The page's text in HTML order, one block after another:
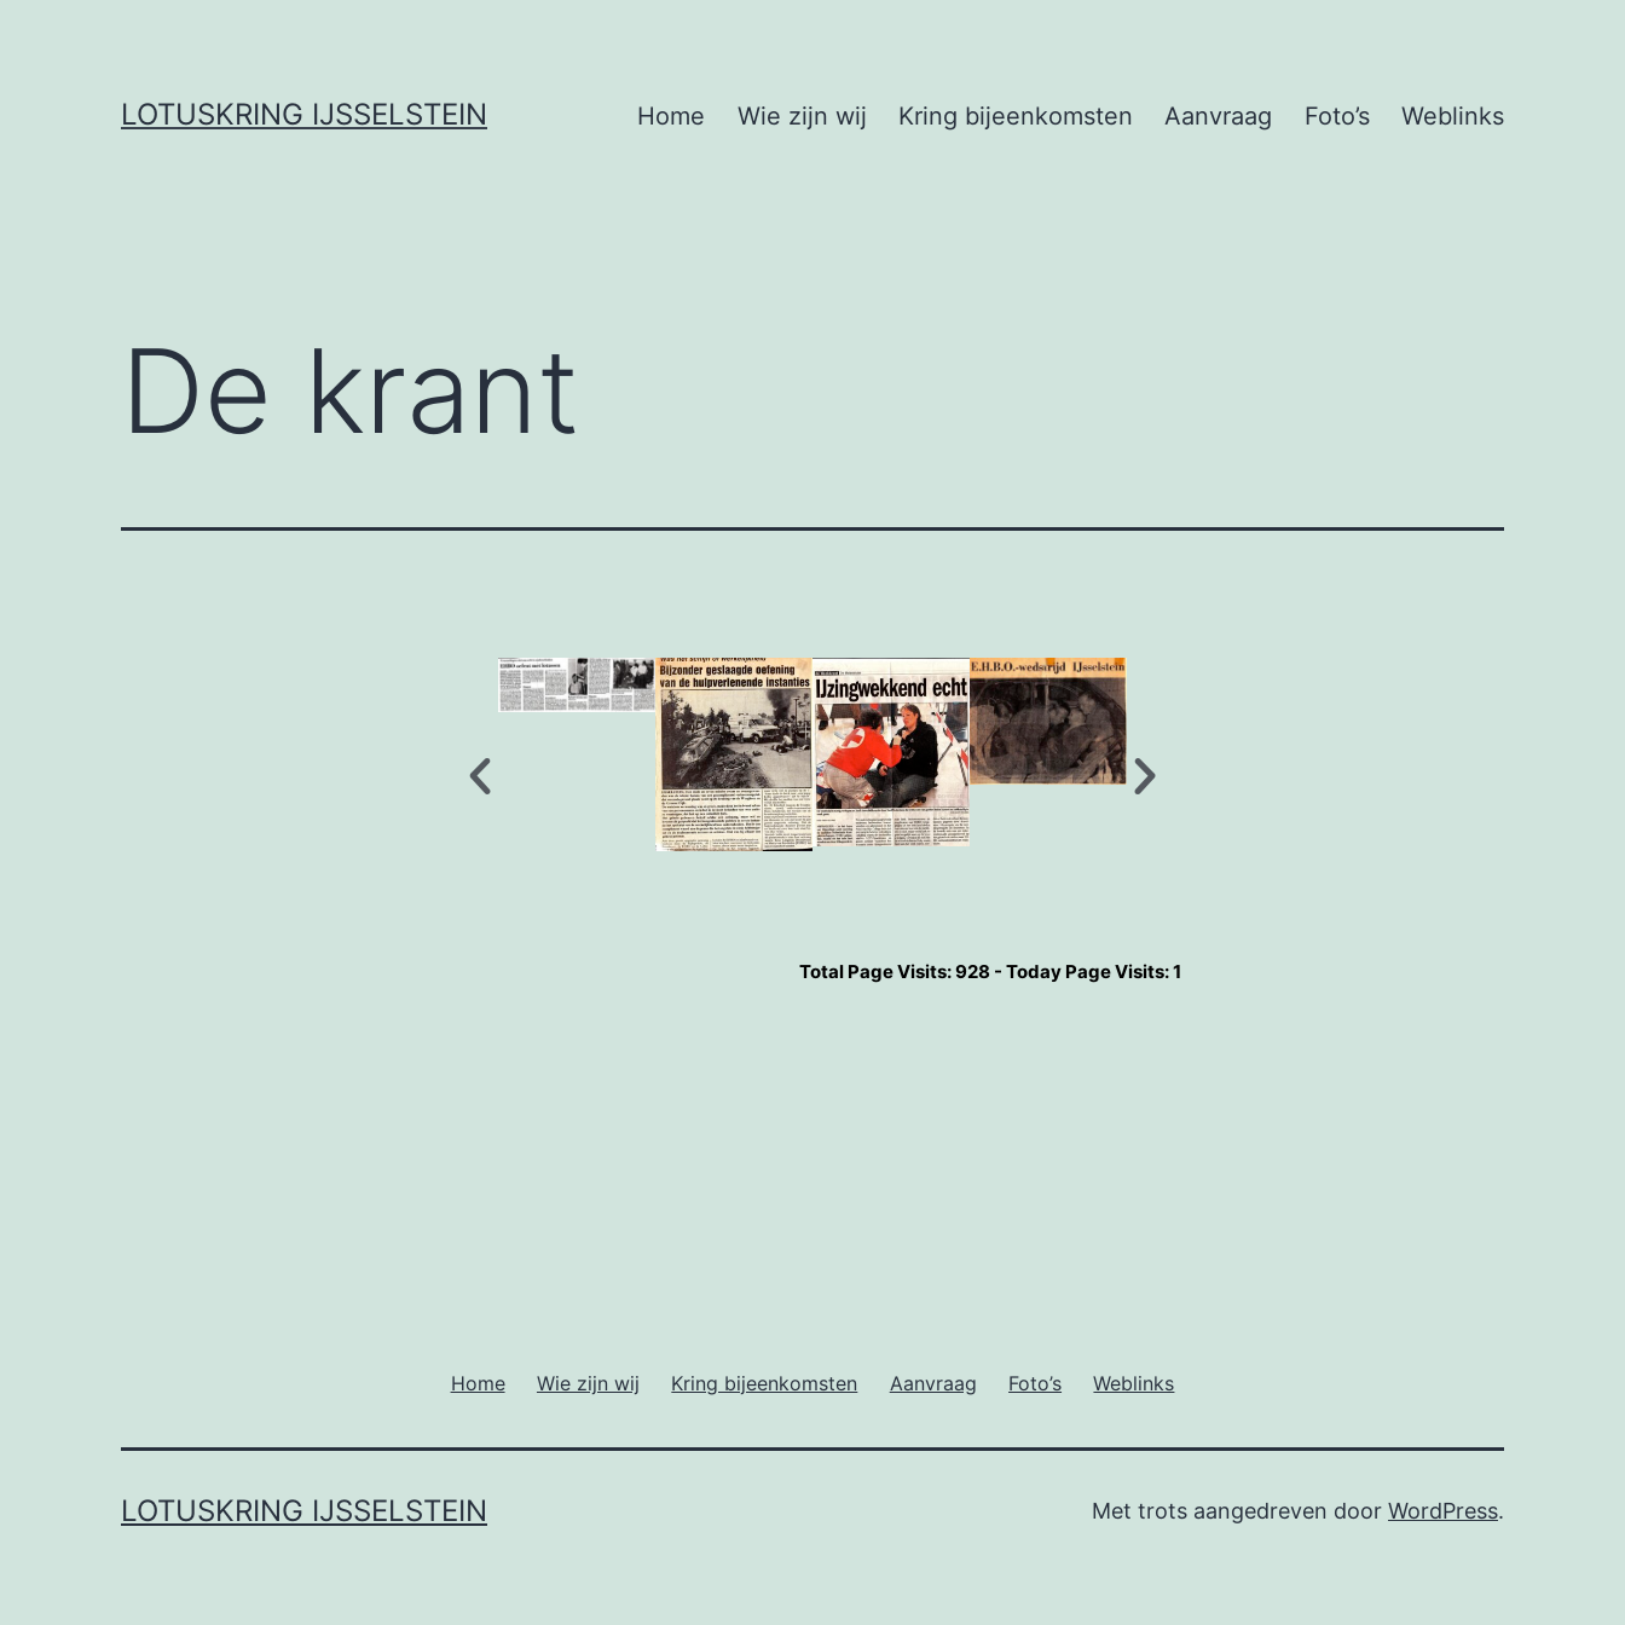
LOTUSKRING IJSSELSTEIN Home Wie zijn wij Kring bijeenkomsten Aanvraag Foto’s Weblinks
De krant
Total Page Visits: 928 - Today Page Visits: 1
Home Wie zijn wij Kring bijeenkomsten Aanvraag Foto’s Weblinks
LOTUSKRING IJSSELSTEIN Met trots aangedreven door WordPress.